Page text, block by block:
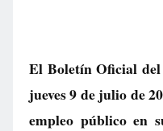
El Boletín Oficial
jueves 9 de julio de
empleo públicoen